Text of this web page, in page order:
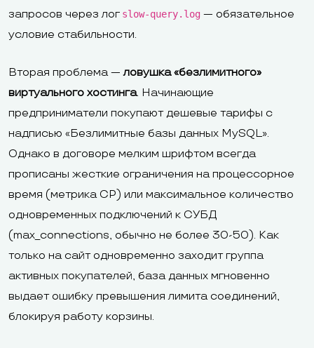
запросов через лог slow-query.log — обязательное
условие стабильности.
Вторая проблема —ловушка «безлимитного»
виртуального хостинга. Начинающие
предприниматели покупают дешевые тарифы с
надписью «Безлимитные базы данных MySQL».
Однако в договоре мелким шрифтом всегда
прописаны жесткие ограничения на процессорное
время (метрика CP) или максимальное количество
одновременных подключений к СУБД
(max_connections, обычно не более 30-50). Как
только на сайт одновременно заходит группа
активных покупателей, база данных мгновенно
выдает ошибку превышения лимита соединений,
блокируя работу корзины.